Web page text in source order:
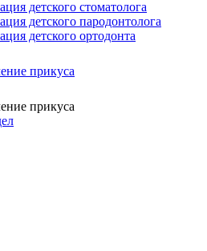
детского стоматолога
детского пародонтолога
детского ортодонта
прикуса
прикуса